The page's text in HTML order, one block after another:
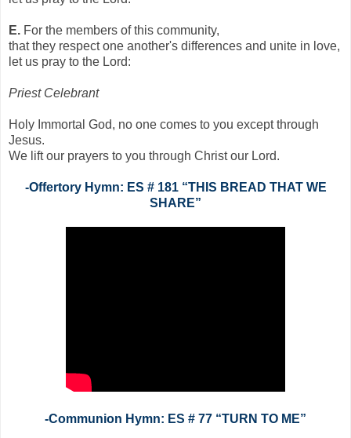
E. For the members of this community,
that they respect one another's differences and unite in love,
let us pray to the Lord:
Priest Celebrant
Holy Immortal God, no one comes to you except through
Jesus.
We lift our prayers to you through Christ our Lord.
-Offertory Hymn: ES # 181 “THIS BREAD THAT WE
SHARE”
-Communion Hymn: ES # 77 “TURN TO ME”